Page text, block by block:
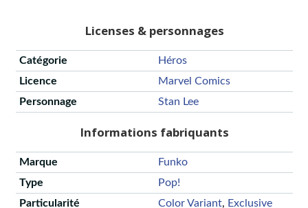
Licenses & personnages
Catégorie
Héros
Licence
Marvel Comics
Personnage
Stan Lee
Informations fabriquants
Marque
Funko
Type
Pop!
Particularité
Color Variant, Exclusive